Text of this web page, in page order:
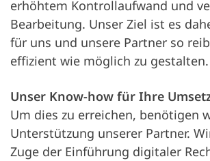
erhöhtem Kontrollaufwand und
Bearbeitung. Unser Ziel ist es
für uns und unsere Partner so
effizient wie möglich zu gestalten.
Unser Know-how für Ihre
Um dies zu erreichen, benötigen
Unterstützung unserer Partner.
Zuge der Einführung digitaler